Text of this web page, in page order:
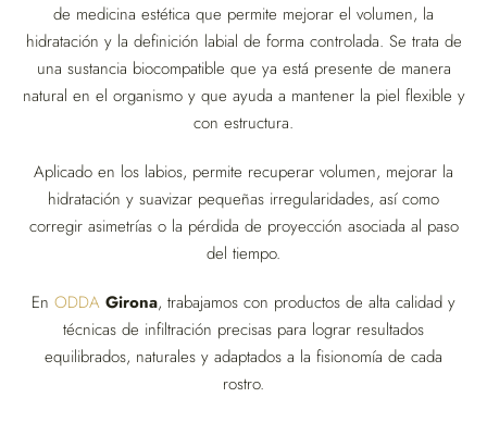
de medicina estética que permite mejorar el volumen, la
hidratación y la definición labial de forma controlada. Se trata de
una sustancia biocompatible que ya está presente de manera
natural en el organismo y que ayuda a mantener la piel flexible y
con estructura.
Aplicado en los labios, permite recuperar volumen, mejorar la
hidratación y suavizar pequeñas irregularidades, así como
corregir asimetrías o la pérdida de proyección asociada al paso
del tiempo.
En ODDA Girona, trabajamos con productos de alta calidad y
técnicas de infiltración precisas para lograr resultados
equilibrados, naturales y adaptados a la fisionomía de cada
rostro.